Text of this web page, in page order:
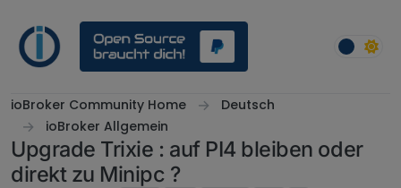
ioBroker Community Home
Deutsch
ioBroker Allgemein
Upgrade Trixie : auf PI4 bleiben oder
direkt zu Minipc ?